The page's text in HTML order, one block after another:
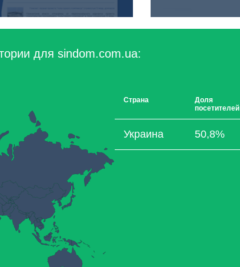
для sindom.com.ua:
Страна
Доля
посетителей
Украина 50,8%